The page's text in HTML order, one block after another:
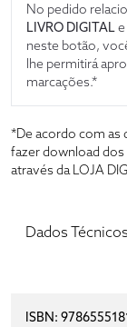
No pedido
LIVRO DIGITAL
neste botão,
lhe permitirá
marcações.*
*De acordo com as
fazer download dos
através da LOJA
Dados Técnicos
ISBN: